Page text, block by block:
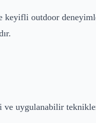
outdoor
ve uygulanabilir